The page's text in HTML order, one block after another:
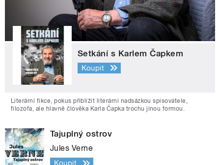
Setkání s Karlem Čapkem
Koupit
Literární fikce, pokus přiblížit literární nadsázkou spisovatele,
filozofa, ale hlavně člověka Karla Čapka trochu jinou formou.
Tajuplný ostrov
Jules Verne
Koupit